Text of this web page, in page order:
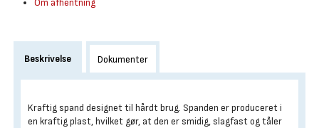
Om afhentning
Beskrivelse Dokumenter
Kraftig spand designet til hårdt brug. Spanden er produceret i
en kraftig plast, hvilket gør, at den er smidig, slagfast og tåler